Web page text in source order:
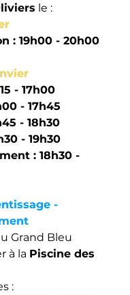
le :
: 19h00 - 20h00
- 17h00
- 17h45
- 18h30
- 19h30
: 18h30 -
-
Grand Bleu
à la Piscine des
: